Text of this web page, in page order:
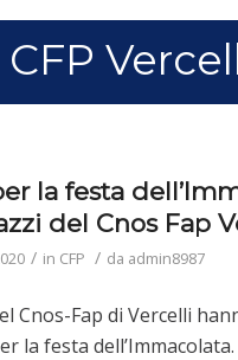
CFP
la festa
del Cnos Fap
/ in CFP / da admin8987
Cnos-Fap di Vercelli
la festa